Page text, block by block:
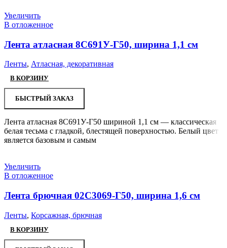
Увеличить
В отложенное
Лента атласная 8С691У-Г50, ширина 1,1 см
Ленты, Атласная, декоративная
В КОРЗИНУ
БЫСТРЫЙ ЗАКАЗ
Лента атласная 8С691У-Г50 шириной 1,1 см — классическая
белая тесьма с гладкой, блестящей поверхностью. Белый цвет
является базовым и самым
Увеличить
В отложенное
Лента брючная 02С3069-Г50, ширина 1,6 см
Ленты, Корсажная, брючная
В КОРЗИНУ